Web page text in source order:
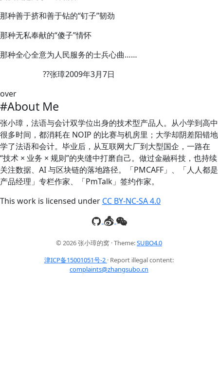
那种善于挤和善于钻的“钉子”韧劲
那种无私奉献的“傻子”情怀
那种全心全意为人民服务的士兵心曲……
??张璋2009年3月7日
over
#About Me
张小璋，法语与会计双学位出身的技术型产品人。从小学到高中
很多时间，都消耗在 NOIP 的比赛与机房里；大学却阴差阳错地
学了法语和会计。毕业后，从互联网大厂到大型国企，一路在
“技术 × 业务 × 规则”的夹缝中打磨自己。做过金融科技，也持续
关注数据、AI 与区块链的落地路径。「PMCAFF」、「人人都是
产品经理」专栏作家、「PmTalk」签约作家。
This work is licensed under CC BY-NC-SA 4.0
© 2026 张小璋的窝 · Theme:SUBO4.0
津ICP备15001051号-2 · Report illegal content:
complaints@zhangsubo.cn